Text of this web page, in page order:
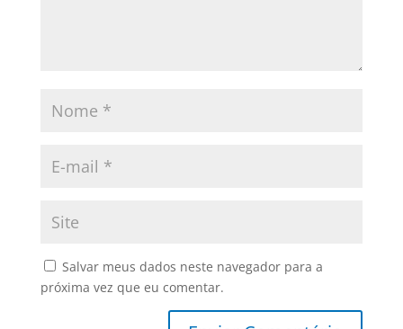
Salvar meus dados neste navegador para a
próxima vez que eu comentar.